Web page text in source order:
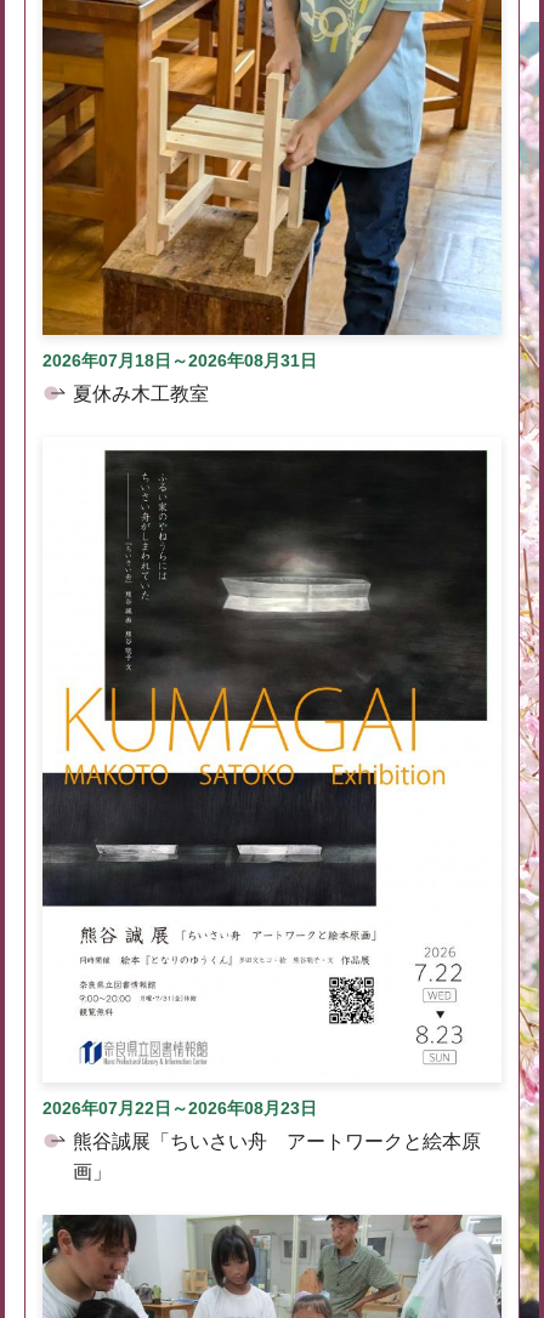
2026年07月18日～2026年08月31日
夏休み木工教室
2026年07月22日～2026年08月23日
熊谷誠展「ちいさい舟 アートワークと絵本原
画」